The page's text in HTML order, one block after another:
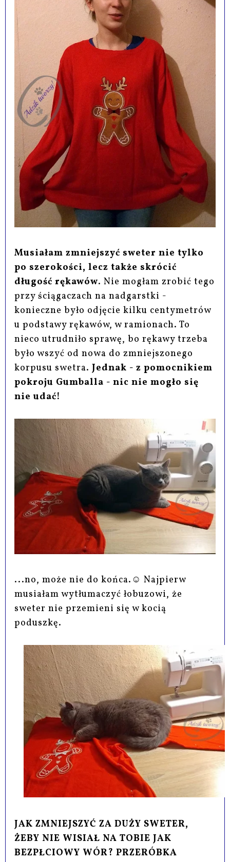
Musiałam zmniejszyć sweter nie tylko
po szerokości, lecz także skrócić
długość rękawów. Nie mogłam zrobić tego
przy ściągaczach na nadgarstki -
konieczne było odjęcie kilku centymetrów
u podstawy rękawów, w ramionach. To
nieco utrudniło sprawę, bo rękawy trzeba
było wszyć od nowa do zmniejszonego
korpusu swetra.Jednak - z pomocnikiem
pokroju Gumballa - nic nie mogło się
nie udać!
...no, może nie do końca.☺ Najpierw
musiałam wytłumaczyć łobuzowi, że
sweter nie przemieni się w kocią
poduszkę.
JAK ZMNIEJSZYĆ ZA DUŻY SWETER,
ŻEBY NIE WISIAŁ NA TOBIE JAK
BEZPŁCIOWY WÓR? PRZERÓBKA